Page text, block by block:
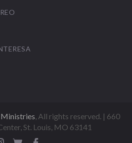
, All rights reserved. | 660
St. Louis, MO 63141